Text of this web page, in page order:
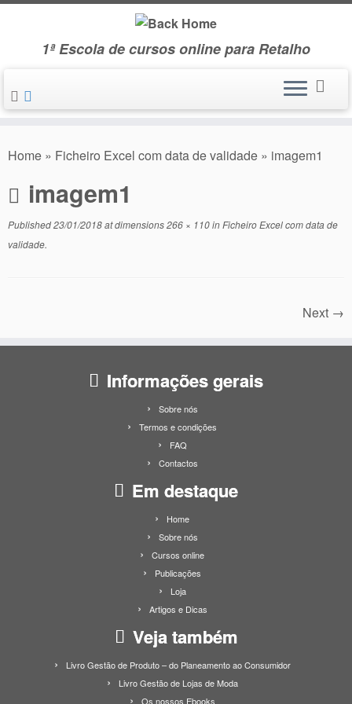
Skip
1ª Escola de cursos online para Retalho
Home » Ficheiro Excel com data de validade » imagem1
imagem1
Published23/01/2018at dimensions266 × 110inFicheiro Excel com data de
validade.
Next →
Informações gerais
Sobre nós
Termos e condições
FAQ
Contactos
Em destaque
Home
Sobre nós
Cursos online
Publicações
Loja
Artigos e Dicas
Veja também
Livro Gestão de Produto – do Planeamento ao Consumidor
Livro Gestão de Lojas de Moda
Os nossos Ebooks